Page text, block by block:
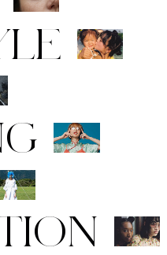
LE
G
ION